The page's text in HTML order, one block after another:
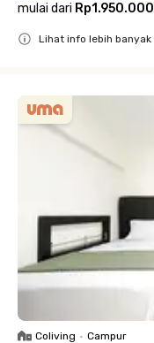
mulai dari Rp1.950.000
Lihat info lebih banyak
Coliving • Campur